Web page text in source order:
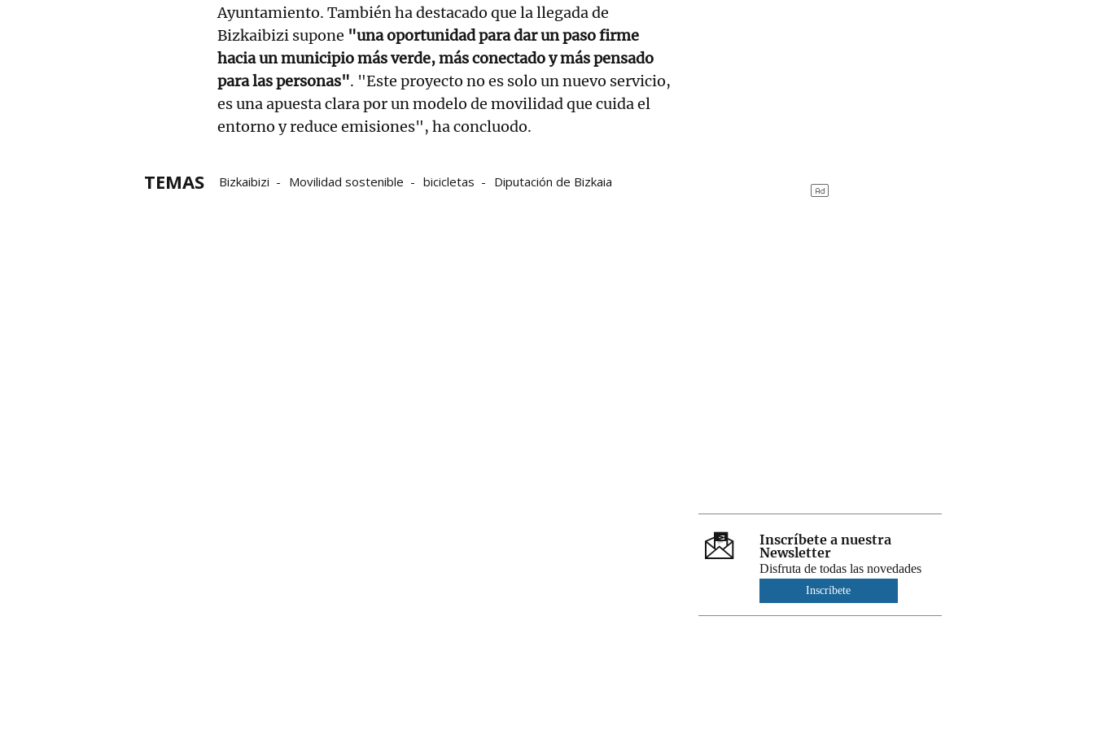
Ayuntamiento. También ha destacado que la llegada de
Bizkaibizi supone "una oportunidad para dar un paso firme
hacia un municipio más verde, más conectado y más pensado
para las personas". "Este proyecto no es solo un nuevo servicio,
es una apuesta clara por un modelo de movilidad que cuida el
entorno y reduce emisiones", ha concluodo.
TEMAS Bizkaibizi Movilidad sostenible bicicletas Diputación de Bizkaia
Inscríbete a nuestra
Newsletter
Disfruta de todas las novedades
Inscríbete